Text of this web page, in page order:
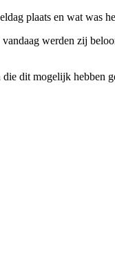
plaats en wat was
werden zij
dit mogelijk hebben